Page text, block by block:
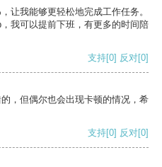
让我能够更轻松地完成工作任务。
我可以提前下班，有更多的时间陪
支持[0] 反对[0]
，但偶尔也会出现卡顿的情况，希
支持[0] 反对[0]